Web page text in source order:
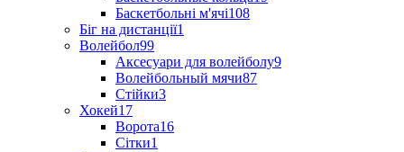
Баскетбольні м'ячі108
Біг на дистанції1
Волейбол99
Аксесуари для волейболу9
Волейбольный мячи87
Стійки3
Хокей17
Ворота16
Сітки1